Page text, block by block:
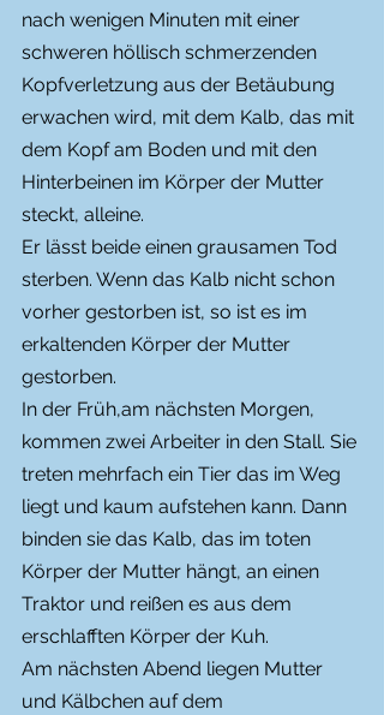
nach wenigen Minuten mit einer
schweren höllisch schmerzenden
Kopfverletzung aus der Betäubung
erwachen wird, mit dem Kalb, das mit
dem Kopf am Boden und mit den
Hinterbeinen im Körper der Mutter
steckt, alleine.
Er lässt beide einen grausamen Tod
sterben. Wenn das Kalb nicht schon
vorher gestorben ist, so ist es im
erkaltenden Körper der Mutter
gestorben.
In der Früh,am nächsten Morgen,
kommen zwei Arbeiter in den Stall. Sie
treten mehrfach ein Tier das im Weg
liegt und kaum aufstehen kann. Dann
binden sie das Kalb, das im toten
Körper der Mutter hängt, an einen
Traktor und reißen es aus dem
erschlafften Körper der Kuh.
Am nächsten Abend liegen Mutter
und Kälbchen auf dem